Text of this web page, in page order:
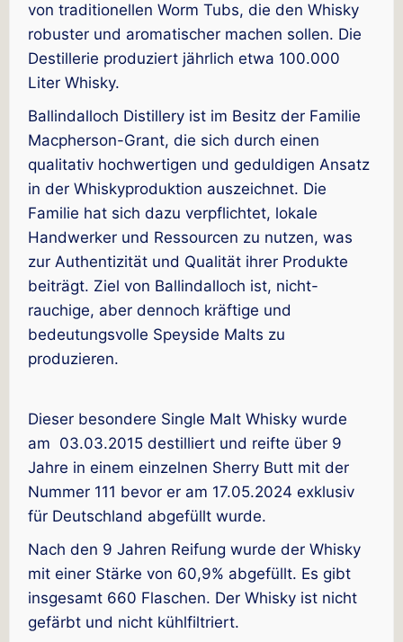
von traditionellen Worm Tubs, die den Whisky
robuster und aromatischer machen sollen. Die
Destillerie produziert jährlich etwa 100.000
Liter Whisky.
Ballindalloch Distillery ist im Besitz der Familie
Macpherson-Grant, die sich durch einen
qualitativ hochwertigen und geduldigen Ansatz
in der Whiskyproduktion auszeichnet. Die
Familie hat sich dazu verpflichtet, lokale
Handwerker und Ressourcen zu nutzen, was
zur Authentizität und Qualität ihrer Produkte
beiträgt. Ziel von Ballindalloch ist, nicht-
rauchige, aber dennoch kräftige und
bedeutungsvolle Speyside Malts zu
produzieren.
Dieser besondere Single Malt Whisky wurde
am 03.03.2015 destilliert und reifte über 9
Jahre in einem einzelnen Sherry Butt mit der
Nummer 111 bevor er am 17.05.2024 exklusiv
für Deutschland abgefüllt wurde.
Nach den 9 Jahren Reifung wurde der Whisky
mit einer Stärke von 60,9% abgefüllt. Es gibt
insgesamt 660 Flaschen. Der Whisky ist nicht
gefärbt und nicht kühlfiltriert.